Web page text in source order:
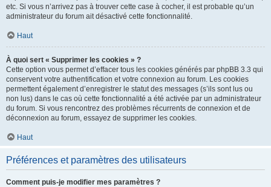
etc. Si vous n’arrivez pas à trouver cette case à cocher, il est probable qu’un
administrateur du forum ait désactivé cette fonctionnalité.
Haut
À quoi sert « Supprimer les cookies » ?
Cette option vous permet d’effacer tous les cookies générés par phpBB 3.3 qui
conservent votre authentification et votre connexion au forum. Les cookies
permettent également d’enregistrer le statut des messages (s’ils sont lus ou
non lus) dans le cas où cette fonctionnalité a été activée par un administrateur
du forum. Si vous rencontrez des problèmes récurrents de connexion et de
déconnexion au forum, essayez de supprimer les cookies.
Haut
Préférences et paramètres des utilisateurs
Comment puis-je modifier mes paramètres ?